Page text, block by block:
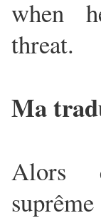
when
threat.
Ma
Alors